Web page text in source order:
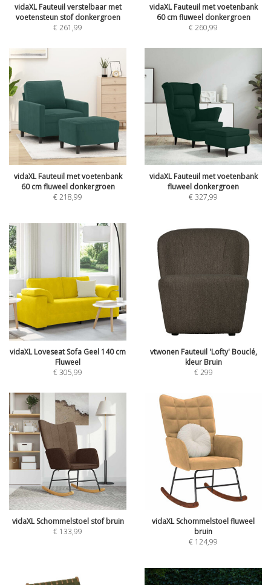
vidaXL Fauteuil verstelbaar met
voetensteun stof donkergroen
€261,99
vidaXL Fauteuil met voetenbank
60 cm fluweel donkergroen
€260,99
vidaXL Fauteuil met voetenbank
60 cm fluweel donkergroen
€218,99
vidaXL Fauteuil met voetenbank
fluweel donkergroen
€327,99
vidaXL Loveseat Sofa Geel 140 cm
Fluweel
€305,99
vtwonen Fauteuil 'Lofty' Bouclé,
kleur Bruin
€299
vidaXL Schommelstoel stof bruin
€ 133,99
vidaXL Schommelstoel fluweel
bruin
€ 124,99